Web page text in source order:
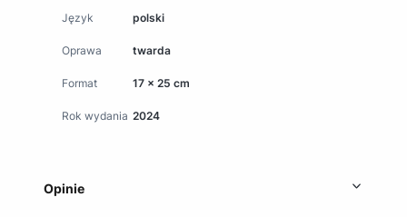
Język polski
Oprawa twarda
Format 17 x 25 cm
Rok wydania 2024
Opinie